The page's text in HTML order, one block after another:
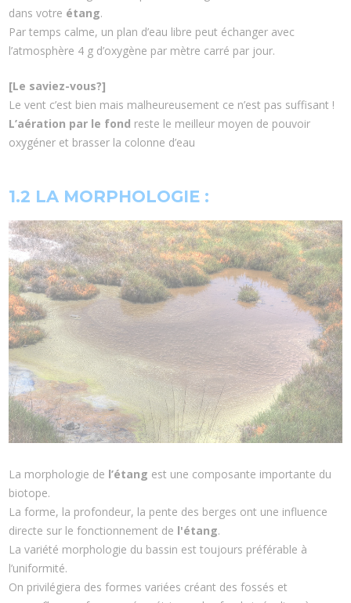
dans votre étang.
Par temps calme, un plan d’eau libre peut échanger avec
l’atmosphère 4 g d’oxygène par mètre carré par jour.
[Le saviez-vous?]
Le vent c’est bien mais malheureusement ce n’est pas suffisant !
L’aération par le fond reste le meilleur moyen de pouvoir
oxygéner et brasser la colonne d’eau
1.2 LA MORPHOLOGIE :
La morphologie de l’étang est une composante importante du
biotope.
La forme, la profondeur, la pente des berges ont une influence
directe sur le fonctionnement de l'étang.
La variété morphologie du bassin est toujours préférable à
l’uniformité.
On privilégiera des formes variées créant des fossés et